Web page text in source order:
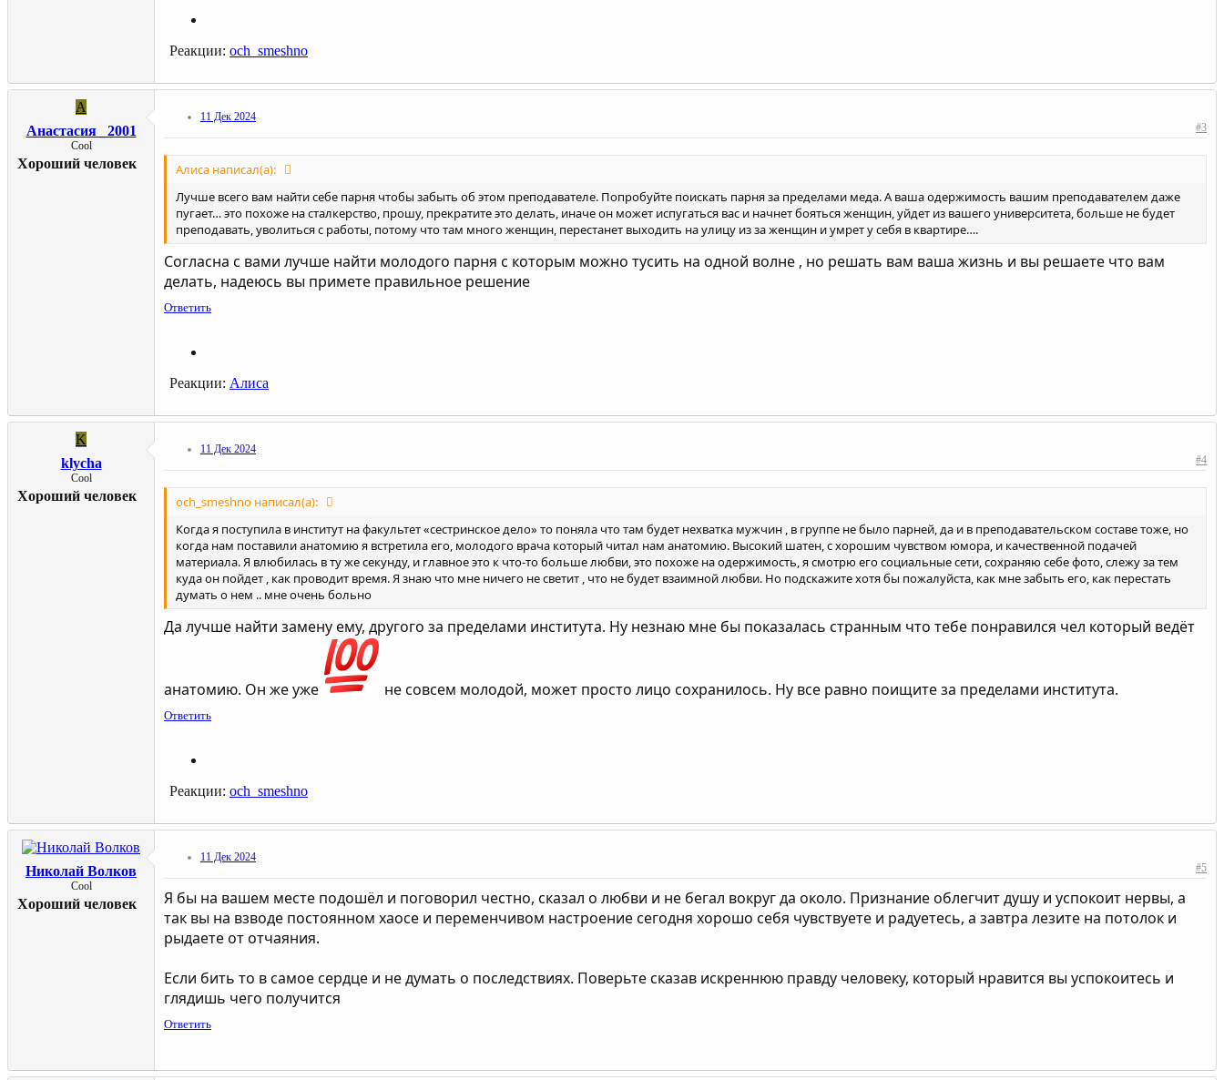
Реакции: och_smeshno
А
Анастасия _2001
Cool
Хороший человек
11 Дек 2024
#3
Алиса написал(а):
Лучше всего вам найти себе парня чтобы забыть об этом преподавателе. Попробуйте поискать парня за пределами меда. А ваша одержимость вашим преподавателем даже
пугает… это похоже на сталкерство, прошу, прекратите это делать, иначе он может испугаться вас и начнет бояться женщин, уйдет из вашего университета, больше не будет
преподавать, уволиться с работы, потому что там много женщин, перестанет выходить на улицу из за женщин и умрет у себя в квартире….
Согласна с вами лучше найти молодого парня с которым можно тусить на одной волне , но решать вам ваша жизнь и вы решаете что вам
делать, надеюсь вы примете правильное решение
Ответить
Реакции: Алиса
K
klycha
Cool
Хороший человек
11 Дек 2024
#4
och_smeshno написал(а):
Когда я поступила в институт на факультет «сестринское дело» то поняла что там будет нехватка мужчин , в группе не было парней, да и в преподавательском составе тоже, но
когда нам поставили анатомию я встретила его, молодого врача который читал нам анатомию. Высокий шатен, с хорошим чувством юмора, и качественной подачей
материала. Я влюбилась в ту же секунду, и главное это к что-то больше любви, это похоже на одержимость, я смотрю его социальные сети, сохраняю себе фото, слежу за тем
куда он пойдет , как проводит время. Я знаю что мне ничего не светит , что не будет взаимной любви. Но подскажите хотя бы пожалуйста, как мне забыть его, как перестать
думать о нем .. мне очень больно
Да лучше найти замену ему, другого за пределами института. Ну незнаю мне бы показалась странным что тебе понравился чел который ведёт
анатомию. Он же уже не совсем молодой, может просто лицо сохранилось. Ну все равно поищите за пределами института.
Ответить
Реакции: och_smeshno
Николай Волков
Cool
Хороший человек
11 Дек 2024
#5
Я бы на вашем месте подошёл и поговорил честно, сказал о любви и не бегал вокруг да около. Признание облегчит душу и успокоит нервы, а
так вы на взводе постоянном хаосе и переменчивом настроение сегодня хорошо себя чувствуете и радуетесь, а завтра лезите на потолок и
рыдаете от отчаяния.
Если бить то в самое сердце и не думать о последствиях. Поверьте сказав искреннюю правду человеку, который нравится вы успокоитесь и
глядишь чего получится
Ответить